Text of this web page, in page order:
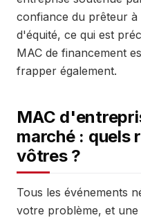
confiance du prêteur
d'équité, ce qui est
MAC de financement
frapper également.
MAC
marché : quels
vôtres ?
Tous les événements
votre problème, et une